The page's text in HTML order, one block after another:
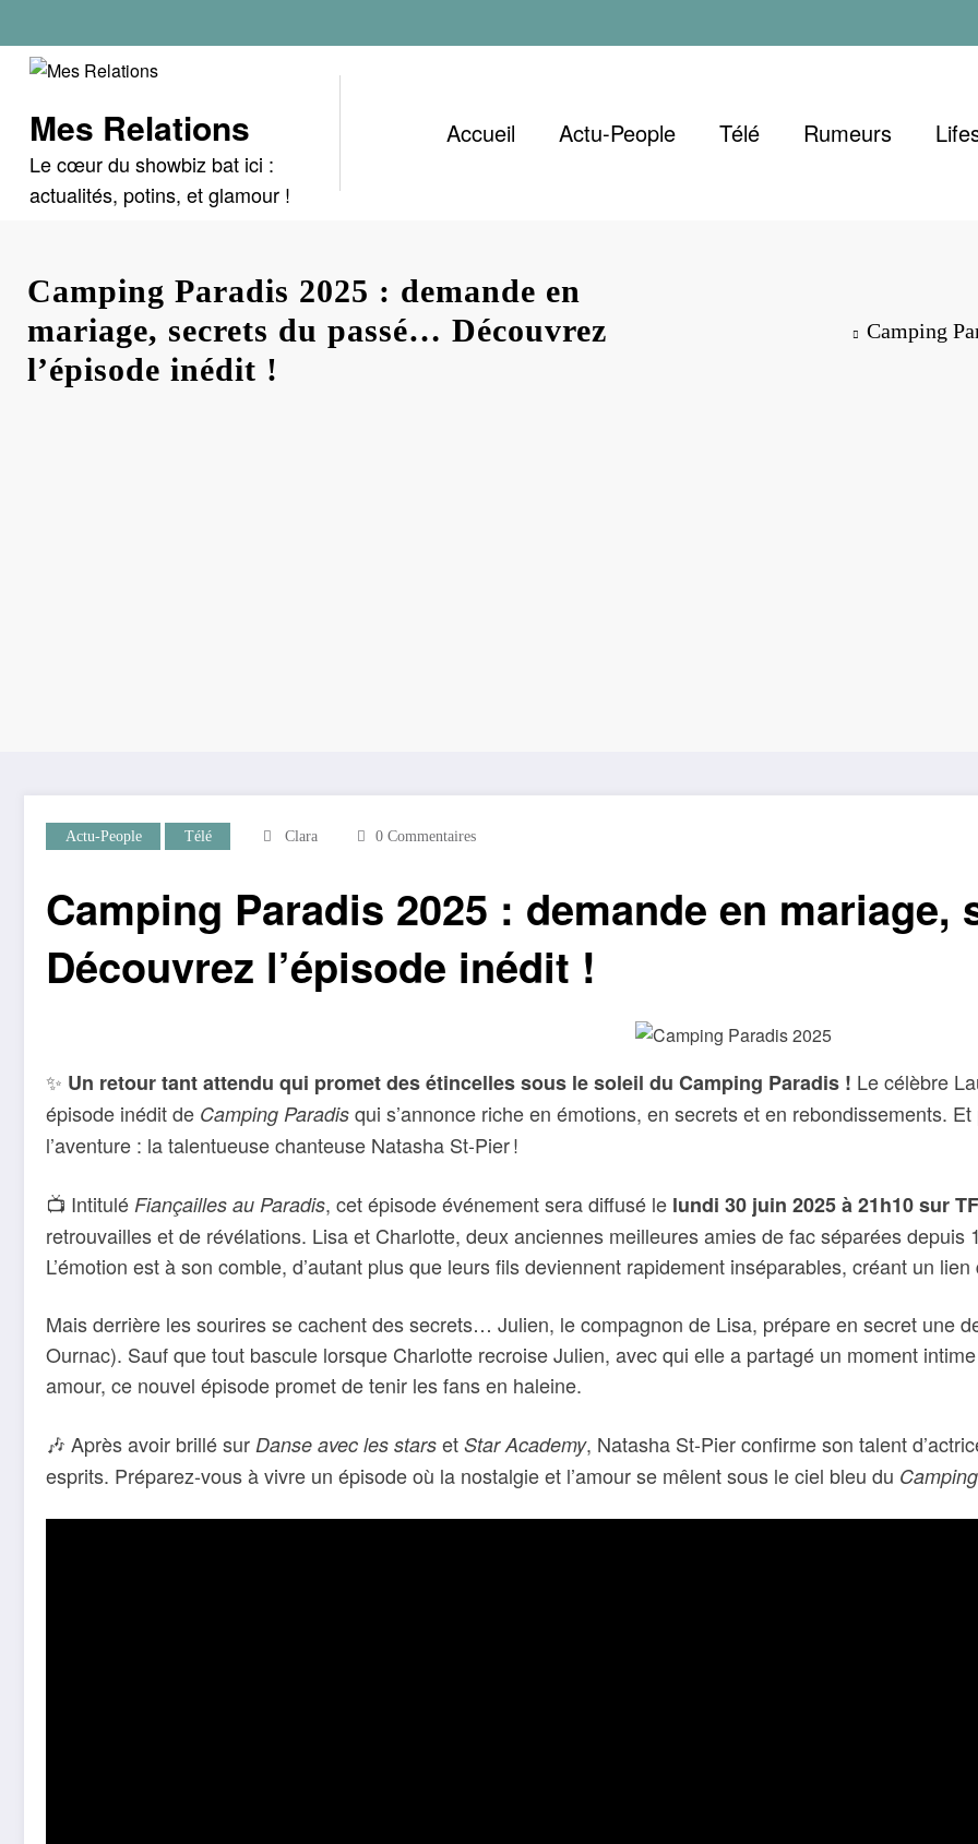
au
contenu
Mes Relations
Le cœur du showbiz bat ici :
actualités, potins, et glamour !
Accueil Actu-People Télé Rumeurs
Camping Paradis 2025 : demande en
mariage, secrets du passé… Découvrez
l’épisode inédit !
Camping
Actu-People Télé Clara 0 Commentaires
Camping Paradis 2025 : demande en
Découvrez l’épisode inédit !
✨ Un retour tant attendu qui promet des étincelles sous le soleil du Camping Paradis ! Le célèbre
épisode inédit de Camping Paradis qui s’annonce riche en émotions, en secrets et en rebondissements.
l’aventure : la talentueuse chanteuse Natasha St-Pier !
📺 Intitulé Fiançailles au Paradis, cet épisode événement sera diffusé le lundi 30 juin 2025 à 21h10 sur
retrouvailles et de révélations. Lisa et Charlotte, deux anciennes meilleures amies de fac séparées
L’émotion est à son comble, d’autant plus que leurs fils deviennent rapidement inséparables, créant un
Mais derrière les sourires se cachent des secrets… Julien, le compagnon de Lisa, prépare en secret une
Ournac). Sauf que tout bascule lorsque Charlotte recroise Julien, avec qui elle a partagé un moment
amour, ce nouvel épisode promet de tenir les fans en haleine.
🎶 Après avoir brillé sur Danse avec les stars et Star Academy, Natasha St-Pier confirme son talent
esprits. Préparez-vous à vivre un épisode où la nostalgie et l’amour se mêlent sous le ciel bleu du